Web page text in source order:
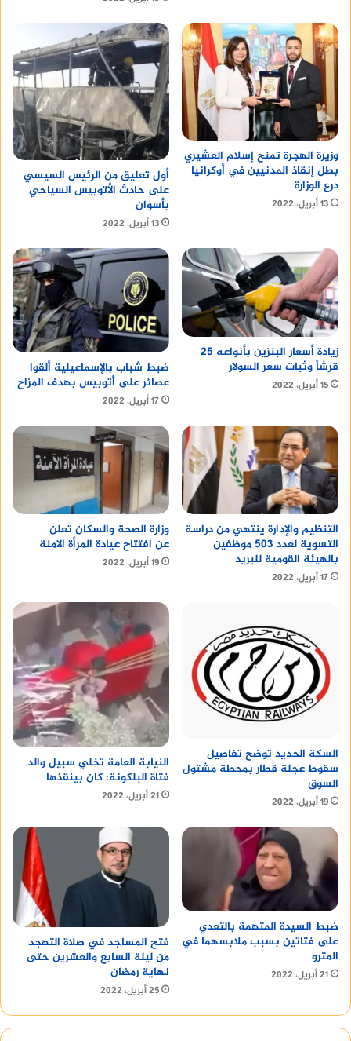
تضم الإسكندرية مجموعة متنوعة من المطاعم التي
تقدم مجموعة متنوعة من المأكولات العالمية والمحلية.
ولذلك، فإنها وجهة مثالية لتناول الطعام والاستمتاع
بتجربة فريدة.
أقرأ أيضا :تصميم مطبوعات
وزيرة الهجرة تمنح إسلام العشيري
بطل إنقاذ المدنيين في أوكرانيا
درع الوزارة
13 أبريل، 2022
أول تعليق من الرئيس السيسي
على حادث الأتوبيس السياحي
بأسوان
13 أبريل، 2022
زيادة أسعار البنزين بأنواعه 25
قرشاً وثبات سعر السولار
15 أبريل، 2022
ضبط شباب بالإسماعيلية ألقوا
عصائر على أتوبيس بهدف المزاح
17 أبريل، 2022
التنظيم والإدارة ينتهي من دراسة
التسوية لعدد 503 موظفين
بالهيئة القومية للبريد
17 أبريل، 2022
وزارة الصحة والسكان تعلن
عن افتتاح عيادة المرأة الآمنة
19 أبريل، 2022
السكة الحديد توضح تفاصيل
سقوط عجلة قطار بمحطة مشتول
السوق
19 أبريل، 2022
النيابة العامة تخلي سبيل والد
فتاة البلكونة: كان بينقذها
21 أبريل، 2022
ضبط السيدة المتهمة بالتعدي
على فتاتين بسبب ملابسهما في
المترو
21 أبريل، 2022
فتح المساجد في صلاة التهجد
من ليلة السابع والعشرين حتى
نهاية رمضان
25 أبريل، 2022